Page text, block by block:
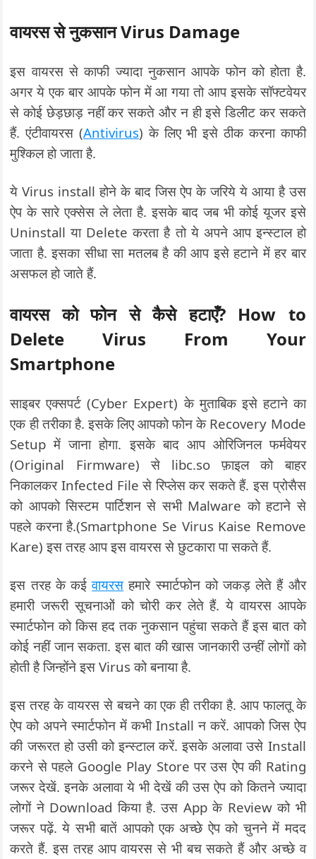
वायरस से नुकसान Virus Damage
इस वायरस से काफी ज्यादा नुकसान आपके फोन को होता है.
अगर ये एक बार आपके फोन में आ गया तो आप इसके सॉफ्टवेयर
से कोई छेड़छाड़ नहीं कर सकते और न ही इसे डिलीट कर सकते
हैं. एंटीवायरस (Antivirus) के लिए भी इसे ठीक करना काफी
मुश्किल हो जाता है.
ये Virus install होने के बाद जिस ऐप के जरिये ये आया है उस
ऐप के सारे एक्सेस ले लेता है. इसके बाद जब भी कोई यूजर इसे
Uninstall या Delete करता है तो ये अपने आप इन्स्टाल हो
जाता है. इसका सीधा सा मतलब है की आप इसे हटाने में हर बार
असफल हो जाते हैं.
वायरस को फोन से कैसे हटाएँ? How to
Delete Virus From Your
Smartphone
साइबर एक्सपर्ट (Cyber Expert) के मुताबिक इसे हटाने का
एक ही तरीका है. इसके लिए आपको फोन के Recovery Mode
Setup में जाना होगा. इसके बाद आप ओरिजिनल फर्मवेयर
(Original Firmware) से libc.so फ़ाइल को बाहर
निकालकर Infected File से रिप्लेस कर सकते हैं. इस प्रोसैस
को आपको सिस्टम पार्टिशन से सभी Malware को हटाने से
पहले करना है.(Smartphone Se Virus Kaise Remove
Kare) इस तरह आप इस वायरस से छुटकारा पा सकते हैं.
इस तरह के कईवायरस हमारे स्मार्टफोन को जकड़ लेते हैं और
हमारी जरूरी सूचनाओं को चोरी कर लेते हैं. ये वायरस आपके
स्मार्टफोन को किस हद तक नुकसान पहुंचा सकते हैं इस बात को
कोई नहीं जान सकता. इस बात की खास जानकारी उन्हीं लोगों को
होती है जिन्होंने इस Virus को बनाया है.
इस तरह के वायरस से बचने का एक ही तरीका है. आप फालतू के
ऐप को अपने स्मार्टफोन में कभी Install न करें. आपको जिस ऐप
की जरूरत हो उसी को इन्स्टाल करें. इसके अलावा उसे Install
करने से पहले Google Play Store पर उस ऐप की Rating
जरूर देखें. इनके अलावा ये भी देखें की उस ऐप को कितने ज्यादा
लोगों ने Download किया है. उस App के Review को भी
जरूर पढ़ें. ये सभी बातें आपको एक अच्छे ऐप को चुनने में मदद
करते हैं. इस तरह आप वायरस से भी बच सकते हैं और अच्छे व